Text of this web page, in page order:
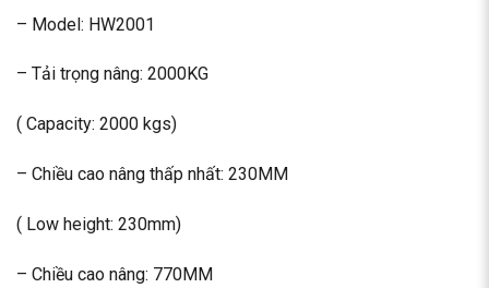
– Model: HW2001
– Tải trọng nâng: 2000KG
( Capacity: 2000 kgs)
– Chiều cao nâng thấp nhất: 230MM
( Low height: 230mm)
– Chiều cao nâng: 770MM